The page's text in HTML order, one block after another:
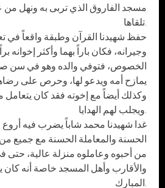
مسجد الفاروق الذي تربى به ونهل من
تلقاها.
حفظ شهيدنا القرآن وطبقة واقعاً في
وجيرانه، فكان باراً بهما وأكثر إخوانه
الخصوص، فتوفي والده وهو في سن
يمازح أمه ويدعو لها، وحرص على
وكذلك أيضاً مع إخوته فقد كان
غدا شهيدنا محمد شاباً يضرب فيه أروع
الحسنة والمعاملة الحسنة مع جميع
من أحبوه وعاملوه منزلة عالية، حتى
والأقارب وأهل المسجد خاصة أنه